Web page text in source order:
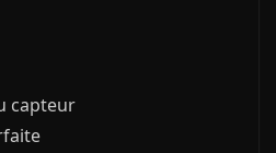
capteur